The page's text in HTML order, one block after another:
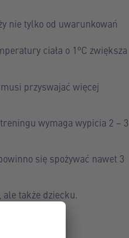
nie tylko od uwarunkowań
ciała o 1°C zwiększa
przyswajać więcej
wymaga wypicia 2 – 3
się spożywać nawet 3
także dziecku.